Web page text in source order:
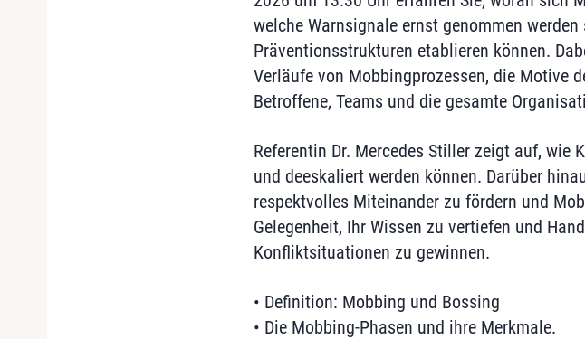
welche Warnsignale ernst genommen
Präventionsstrukturen etablieren können.
Verläufe von Mobbingprozessen, die Motive
Betroffene, Teams und die gesamte
Referentin Dr. Mercedes Stiller zeigt auf,
und deeskaliert werden können. Darüber
respektvolles Miteinander zu fördern und
Gelegenheit, Ihr Wissen zu vertiefen und
Konfliktsituationen zu gewinnen.
• Definition: Mobbing und Bossing
• Die Mobbing-Phasen und ihre Merkmale.